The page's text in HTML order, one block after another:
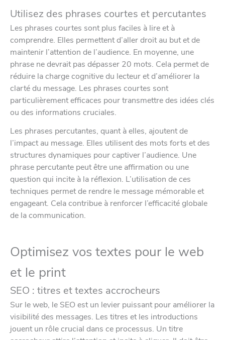
Utilisez des phrases courtes et percutantes
Les phrases courtes sont plus faciles à lire et à
comprendre. Elles permettent d’aller droit au but et de
maintenir l’attention de l’audience. En moyenne, une
phrase ne devrait pas dépasser 20 mots. Cela permet de
réduire la charge cognitive du lecteur et d’améliorer la
clarté du message. Les phrases courtes sont
particulièrement efficaces pour transmettre des idées clés
ou des informations cruciales.
Les phrases percutantes, quant à elles, ajoutent de
l’impact au message. Elles utilisent des mots forts et des
structures dynamiques pour captiver l’audience. Une
phrase percutante peut être une affirmation ou une
question qui incite à la réflexion. L’utilisation de ces
techniques permet de rendre le message mémorable et
engageant. Cela contribue à renforcer l’efficacité globale
de la communication.
Optimisez vos textes pour le web
et le print
SEO : titres et textes accrocheurs
Sur le web, le SEO est un levier puissant pour améliorer la
visibilité des messages. Les titres et les introductions
jouent un rôle crucial dans ce processus. Un titre